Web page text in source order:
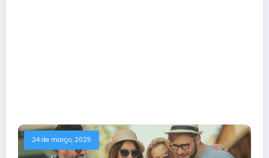
24 de março, 2025